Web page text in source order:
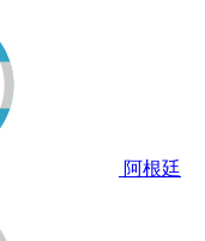
阿根廷